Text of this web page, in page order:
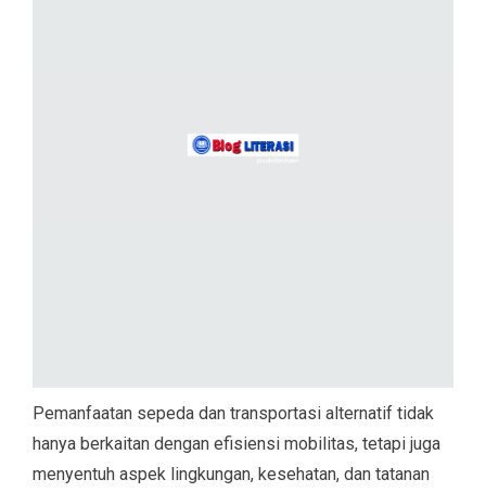
Pemanfaatan sepeda dan transportasi alternatif tidak
hanya berkaitan dengan efisiensi mobilitas, tetapi juga
menyentuh aspek lingkungan, kesehatan, dan tatanan